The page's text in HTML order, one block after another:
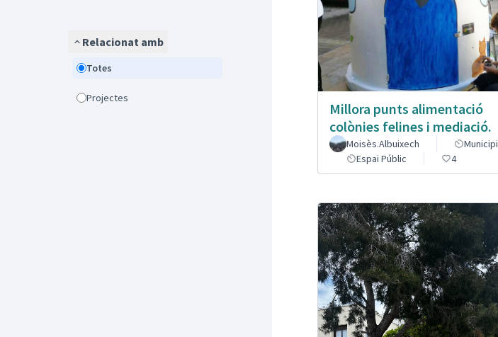
Relacionat amb
Totes
Projectes
Millora punts alimentació
colònies felines i mediació.
Moisès.Albuixech
Municipi
Espai Públic
4